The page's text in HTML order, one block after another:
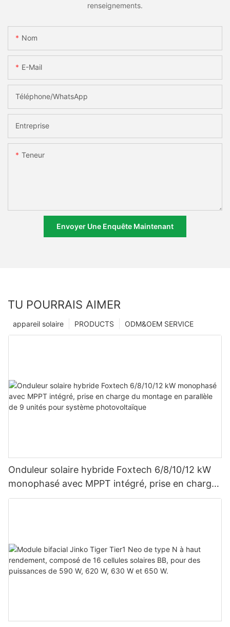
renseignements.
Nom
E-Mail
Téléphone/WhatsApp
Entreprise
Teneur
Envoyer Une Enquête Maintenant
TU POURRAIS AIMER
ODM&OEM SERVICE
PRODUCTS
appareil solaire
Onduleur solaire hybride Foxtech 6/8/10/12 kW
monophasé avec MPPT intégré, prise en charge
du montage en parallèle de 9 unités pour